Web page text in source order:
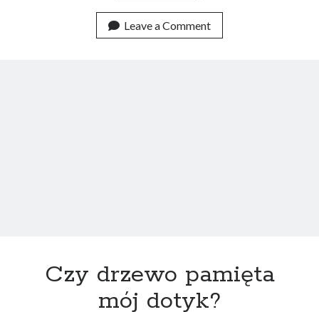
człowieczej
Leave a Comment
Czy drzewo pamięta
mój dotyk?